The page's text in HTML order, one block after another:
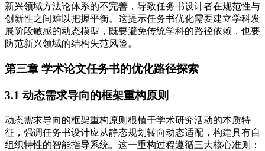
新兴领域方法论体系的不完善，导致任务书设计者在规范性与
创新性之间难以把握平衡。这提示任务书优化需要建立学科发
展阶段敏感的动态模型，既要避免传统学科的路径依赖，也要
防范新兴领域的结构失范风险。
第三章 学术论文任务书的优化路径探索
3.1 动态需求导向的框架重构原则
动态需求导向的框架重构原则根植于学术研究活动的本质特
征，强调任务书设计应从静态规划转向动态适配，构建具有自
组织特性的智能指导系统。这一重构过程遵循三大核心准则：